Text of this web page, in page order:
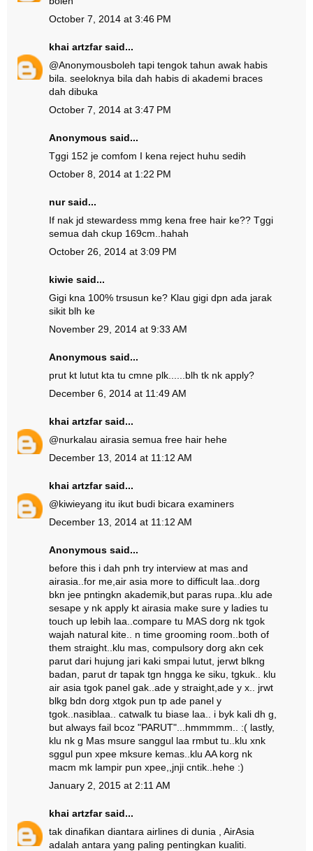
October 7, 2014 at 3:46 PM
khai artzfarsaid...
@Anonymousboleh tapi tengok tahun awak habis
bila. seeloknya bila dah habis di akademi braces
dah dibuka
October 7, 2014 at 3:47 PM
Anonymous said...
Tggi 152 je comfom I kena reject huhu sedih
October 8, 2014 at 1:22 PM
nur said...
If nak jd stewardess mmg kena free hair ke?? Tggi
semua dah ckup 169cm..hahah
October 26, 2014 at 3:09 PM
kiwie said...
Gigi kna 100% trsusun ke? Klau gigi dpn ada jarak
sikit blh ke
November 29, 2014 at 9:33 AM
Anonymous said...
prut kt lutut kta tu cmne plk......blh tk nk apply?
December 6, 2014 at 11:49 AM
khai artzfarsaid...
@nurkalau airasia semua free hair hehe
December 13, 2014 at 11:12 AM
khai artzfarsaid...
@kiwieyang itu ikut budi bicara examiners
December 13, 2014 at 11:12 AM
Anonymous said...
before this i dah pnh try interview at mas and
airasia..for me,air asia more to difficult laa..dorg
bkn jee pntingkn akademik,but paras rupa..klu ade
sesape y nk apply kt airasia make sure y ladies tu
touch up lebih laa..compare tu MAS dorg nk tgok
wajah natural kite.. n time grooming room..both of
them straight..klu mas, compulsory dorg akn cek
parut dari hujung jari kaki smpai lutut, jerwt blkng
badan, parut dr tapak tgn hngga ke siku, tgkuk.. klu
air asia tgok panel gak..ade y straight,ade y x.. jrwt
blkg bdn dorg xtgok pun tp ade panel y
tgok..nasiblaa.. catwalk tu biase laa.. i byk kali dh g,
but always fail bcoz "PARUT"...hmmmmm.. :( lastly,
klu nk g Mas msure sanggul laa rmbut tu..klu xnk
sggul pun xpee mksure kemas..klu AA korg nk
macm mk lampir pun xpee,,jnji cntik..hehe :)
January 2, 2015 at 2:11 AM
khai artzfarsaid...
tak dinafikan diantara airlines di dunia , AirAsia
adalah antara yang paling pentingkan kualiti.